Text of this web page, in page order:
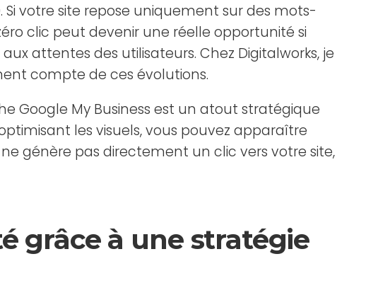
Si votre site repose uniquement sur des mots-
clic peut devenir une réelle opportunité si
attentes des utilisateurs. Chez Digitalworks, je
compte de ces évolutions.
Google My Business est un atout stratégique
les visuels, vous pouvez apparaître
génère pas directement un clic vers votre site,
grâce à une stratégie